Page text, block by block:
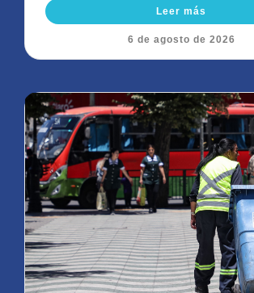
Leer más
6 de agosto de 2026